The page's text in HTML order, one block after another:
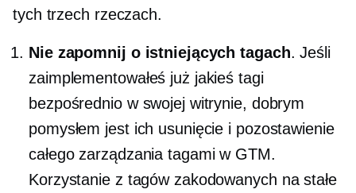
tych trzech rzeczach.
Nie zapomnij o istniejących tagach. Jeśli
zaimplementowałeś już jakieś tagi
bezpośrednio w swojej witrynie, dobrym
pomysłem jest ich usunięcie i pozostawienie
całego zarządzania tagami w GTM.
Korzystanie z tagów zakodowanych na stałe